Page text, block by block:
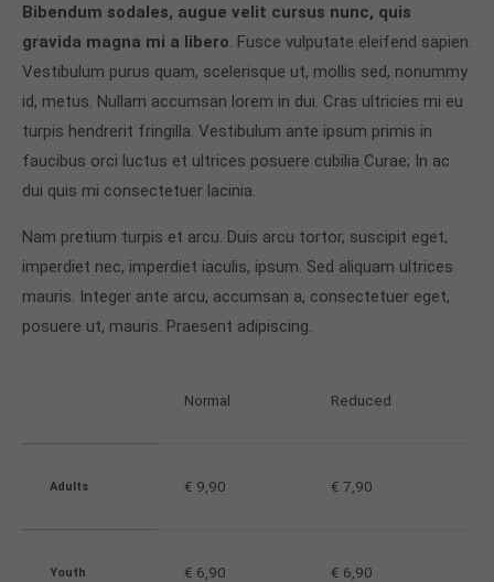
Bibendum sodales, augue velit cursus nunc, quis
gravida magna mi a libero. Fusce vulputate eleifend sapien.
Vestibulum purus quam, scelerisque ut, mollis sed, nonummy
id, metus. Nullam accumsan lorem in dui. Cras ultricies mi eu
turpis hendrerit fringilla. Vestibulum ante ipsum primis in
faucibus orci luctus et ultrices posuere cubilia Curae; In ac
dui quis mi consectetuer lacinia.
Nam pretium turpis et arcu. Duis arcu tortor, suscipit eget,
imperdiet nec, imperdiet iaculis, ipsum. Sed aliquam ultrices
mauris. Integer ante arcu, accumsan a, consectetuer eget,
posuere ut, mauris. Praesent adipiscing.
Normal Reduced
Adults € 9,90 € 7,90
Youth € 6,90 € 6,90